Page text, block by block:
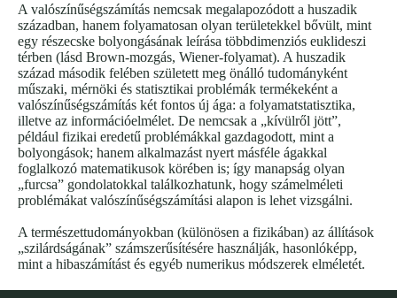
A valószínűségszámítás nemcsak megalapozódott a huszadik
században, hanem folyamatosan olyan területekkel bővült, mint
egy részecske bolyongásának leírása többdimenziós euklideszi
térben (lásd Brown-mozgás, Wiener-folyamat). A huszadik
század második felében született meg önálló tudományként
műszaki, mérnöki és statisztikai problémák termékeként a
valószínűségszámítás két fontos új ága: a folyamatstatisztika,
illetve az információelmélet. De nemcsak a „kívülről jött”,
például fizikai eredetű problémákkal gazdagodott, mint a
bolyongások; hanem alkalmazást nyert másféle ágakkal
foglalkozó matematikusok körében is; így manapság olyan
„furcsa” gondolatokkal találkozhatunk, hogy számelméleti
problémákat valószínűségszámítási alapon is lehet vizsgálni.
A természettudományokban (különösen a fizikában) az állítások
„szilárdságának” számszerűsítésére használják, hasonlóképp,
mint a hibaszámítást és egyéb numerikus módszerek elméletét.